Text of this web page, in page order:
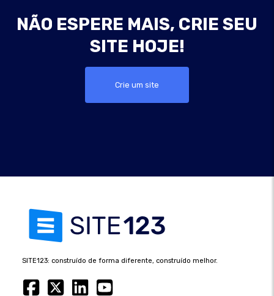
NÃO ESPERE MAIS, CRIE SEU
SITE HOJE!
Crie um site
SITE123: construído de forma diferente, construído melhor.